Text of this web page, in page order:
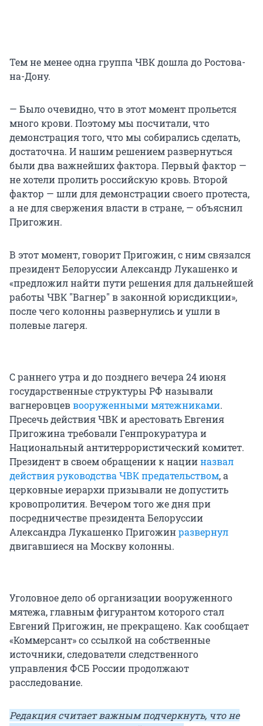
Тем не менее одна группа ЧВК дошла до Ростова-
на-Дону.
— Было очевидно, что в этот момент прольется
много крови. Поэтому мы посчитали, что
демонстрация того, что мы собирались сделать,
достаточна. И нашим решением развернуться
были два важнейших фактора. Первый фактор —
не хотели пролить российскую кровь. Второй
фактор — шли для демонстрации своего протеста,
а не для свержения власти в стране, — объяснил
Пригожин.
В этот момент, говорит Пригожин, с ним связался
президент Белоруссии Александр Лукашенко и
«предложил найти пути решения для дальнейшей
работы ЧВК "Вагнер" в законной юрисдикции»,
после чего колонны развернулись и ушли в
полевые лагеря.
С раннего утра и до позднего вечера 24 июня
государственные структуры РФ называли
вагнеровцеввооруженными мятежниками.
Пресечь действия ЧВК и арестовать Евгения
Пригожина требовали Генпрокуратура и
Национальный антитеррористический комитет.
Президент в своем обращении к нацииназвал
действия руководства ЧВК предательством, а
церковные иерархи призывали не допустить
кровопролития. Вечером того же дня при
посредничестве президента Белоруссии
Александра Лукашенко Пригожинразвернул
двигавшиеся на Москву колонны.
Уголовное дело об организации вооруженного
мятежа, главным фигурантом которого стал
Евгений Пригожин, не прекращено. Как сообщает
«Коммерсант» со ссылкой на собственные
источники, следователи следственного
управления ФСБ России продолжают
расследование.
Редакция считает важным подчеркнуть, что не